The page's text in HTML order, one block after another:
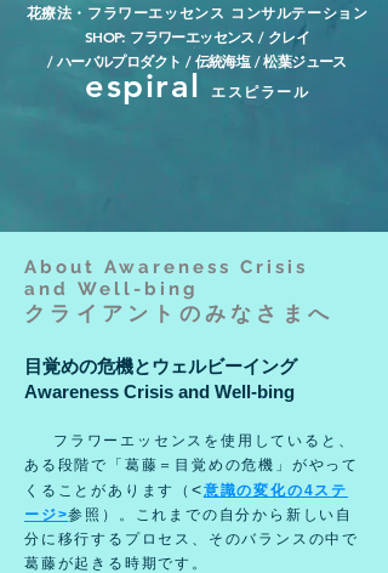
花療法・フラワーエッセンス コンサルテーション
​SHOP: フラワーエッセンス / クレイ
/ ハーバルプロダクト / 伝統海塩 / 松葉ジュース
espiral エスピラール
About Awareness Crisis
and Well-bing
クライアントのみなさまへ
目覚めの危機とウェルビーイング
​Awareness Crisis and Well-bing
フラワーエッセンスを使用していると、
ある段階で「葛藤＝目覚めの危機」がやって
くることがあります
（<意識の変化の4ス テ
ージ>参照） 。 これまでの自分から新しい自
分に移行するプロセス、そのバランスの中で
葛藤が起きる 時期です。